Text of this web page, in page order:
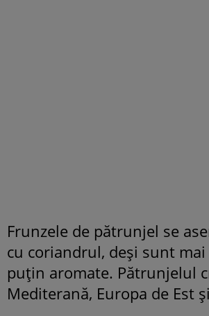
Frunzele de pătrunjel se
cu coriandrul, deși sunt
puțin aromate. Pătrunjelul
Mediterană, Europa de Est